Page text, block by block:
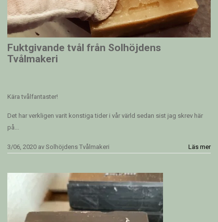
Fuktgivande tvål från Solhöjdens
Tvålmakeri
Kära tvålfantaster!
Det har verkligen varit konstiga tider i vår värld sedan sist jag skrev här
på...
3/06, 2020 av Solhöjdens Tvålmakeri Läs mer